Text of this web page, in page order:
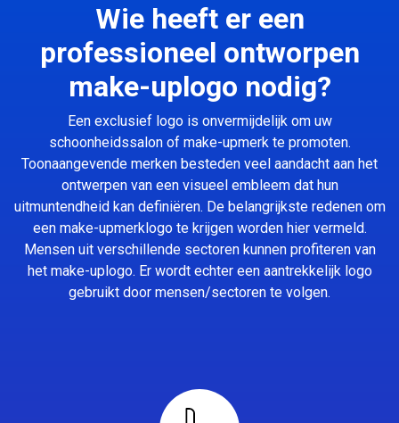
Wie heeft er een
professioneel ontworpen
make-uplogo nodig?
Een exclusief logo is onvermijdelijk om uw
schoonheidssalon of make-upmerk te promoten.
Toonaangevende merken besteden veel aandacht aan het
ontwerpen van een visueel embleem dat hun
uitmuntendheid kan definiëren. De belangrijkste redenen om
een make-upmerklogo te krijgen worden hier vermeld.
Mensen uit verschillende sectoren kunnen profiteren van
het make-uplogo. Er wordt echter een aantrekkelijk logo
gebruikt door mensen/sectoren te volgen.